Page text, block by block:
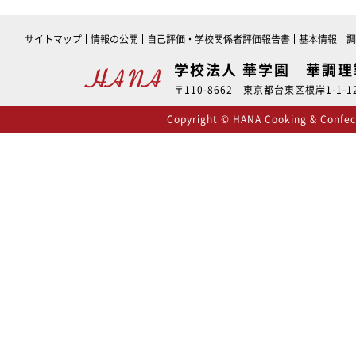
サイトマップ 情報の公開 自己評価・学校関係者評価報告書 基本情報 調
学校法人 華学園 華調理
〒110-8662 東京都台東区根岸1-
Copyright © HANA Cooking &